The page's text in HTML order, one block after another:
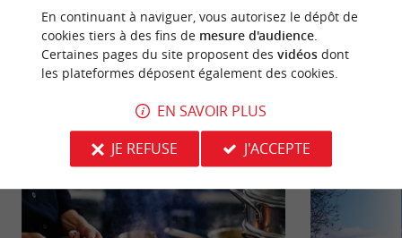
Source :Evènement proposé par un internaute
NOUS AVONS TESTÉ POUR VOUS
En continuant à naviguer, vous autorisez le dépôt de
cookies tiers à des fins de mesure d'audience.
Certaines pages du site proposent des vidéosdont
les plateformes déposent également des cookies.
EN SAVOIR PLUS
JE REFUSE
J'ACCEPTE